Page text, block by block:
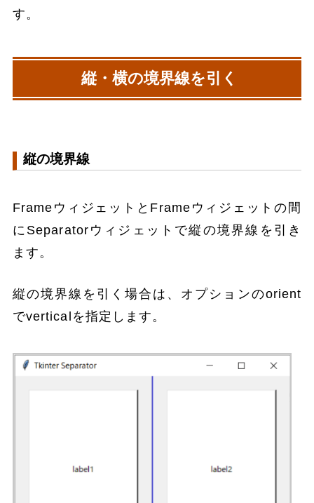
す。
縦・横の境界線を引く
縦の境界線
FrameウィジェットとFrameウィジェットの間
にSeparatorウィジェットで縦の境界線を引き
ます。
縦の境界線を引く場合は、オプションのorient
でverticalを指定します。